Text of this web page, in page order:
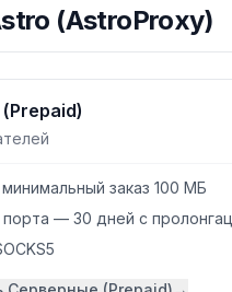
(AstroProxy)
заказ 100 МБ
— 30 дней с